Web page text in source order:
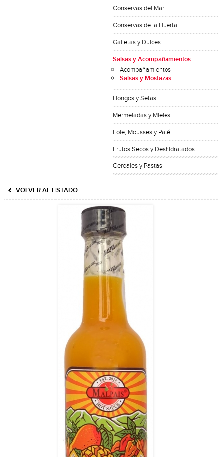
Conservas del Mar
Conservas de la Huerta
Galletas y Dulces
Salsas y Acompañamientos
Acompañamientos
Salsas y Mostazas
Hongos y Setas
Mermeladas y Mieles
Foie, Mousses y Paté
Frutos Secos y Deshidratados
Cereales y Pastas
VOLVER AL LISTADO